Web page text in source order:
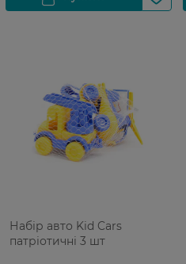
Набір авто Kid Cars
патріотичні 3 шт